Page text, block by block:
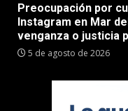
Preocupación por
Instagram en Mar
venganza o justicia
5 de agosto de 2026